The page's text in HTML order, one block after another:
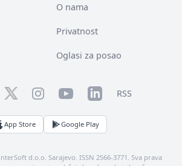
O nama
Privatnost
Oglasi za posao
TwitterInstagramYouTubeLinkedInRSS
App Store Google Play
d.o.o. Sarajevo. ISSN 2566-3771. Sva prava